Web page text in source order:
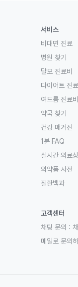
서비스
비대면 진료
병원 찾기
탈모 진료비
다이어트 진료
여드름 진료비
약국 찾기
건강 매거진
1분 FAQ
실시간 의료
의약품 사전
질환백과
고객센터
채팅 문의 :
메일로 문의하